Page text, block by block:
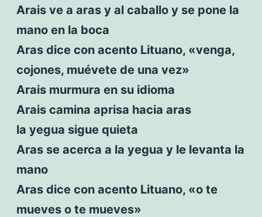
Arais ve a aras y al caballo y se pone la
mano en la boca
Aras dice con acento Lituano, «venga,
cojones, muévete de una vez»
Arais murmura en su idioma
Arais camina aprisa hacia aras
la yegua sigue quieta
Aras se acerca a la yegua y le levanta la
mano
Aras dice con acento Lituano, «o te
mueves o te mueves»